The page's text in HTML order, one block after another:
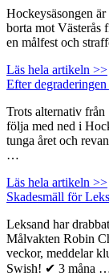
Hockeysäsongen
borta mot Västerås
en målfest och
Läs hela artikeln >>
Efter
Trots alternativ
följa med ned i
tunga året och
…
Läs hela artikeln >>
Skadesmäll för
Leksand har
Målvakten Robin
veckor, meddelar
Swish! ✔ 3 måna